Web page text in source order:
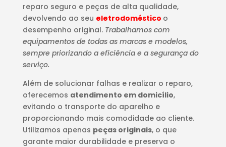
reparo seguro e peças de alta qualidade,
devolvendo ao seu eletrodoméstico o
desempenho original. Trabalhamos com
equipamentos de todas as marcas e modelos,
sempre priorizando a eficiência e a segurança do
serviço.
Além de solucionar falhas e realizar o reparo,
oferecemos atendimento em domicílio,
evitando o transporte do aparelho e
proporcionando mais comodidade ao cliente.
Utilizamos apenas peças originais, o que
garante maior durabilidade e preserva o